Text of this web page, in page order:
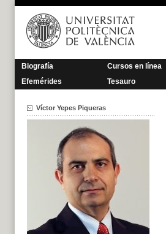
Saltar
contenido
Biografía Cursos en línea
Efemérides
Tesauro
Víctor Yepes Piqueras